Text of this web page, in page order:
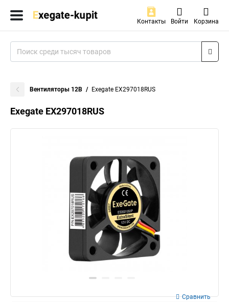
Контакты Войти Корзина
Вентиляторы 12В Exegate EX297018RUS
Exegate EX297018RUS
Сравнить